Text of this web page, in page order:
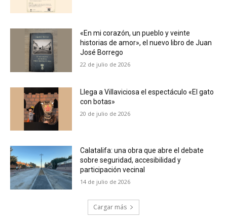
«En mi corazón, un pueblo y veinte
historias de amor», el nuevo libro de Juan
José Borrego
22 de julio de 2026
Llega a Villaviciosa el espectáculo «El gato
con botas»
20 de julio de 2026
Calatalifa: una obra que abre el debate
sobre seguridad, accesibilidad y
participación vecinal
14 de julio de 2026
Cargar más